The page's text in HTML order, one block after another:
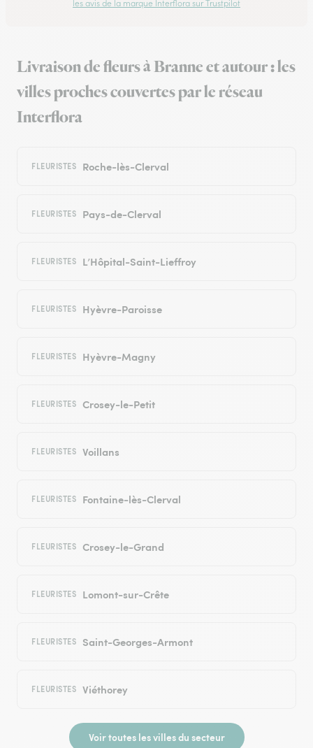
les avis de la marque Interflora sur Trustpilot
Livraison de fleurs à Branne et autour : les
villes proches couvertes par le réseau
Interflora
FLEURISTES Roche-lès-Clerval
FLEURISTES Pays-de-Clerval
FLEURISTES L’Hôpital-Saint-Lieffroy
FLEURISTES Hyèvre-Paroisse
FLEURISTES Hyèvre-Magny
FLEURISTES Crosey-le-Petit
FLEURISTES Voillans
FLEURISTES Fontaine-lès-Clerval
FLEURISTES Crosey-le-Grand
FLEURISTES Lomont-sur-Crête
FLEURISTES Saint-Georges-Armont
FLEURISTES Viéthorey
Voir toutes les villes du secteur